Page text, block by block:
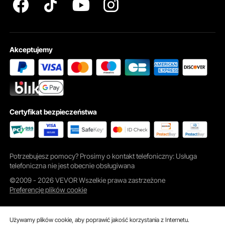
Akceptujemy
Certyfikat bezpieczeństwa
Potrzebujesz pomocy? Prosimy o kontakt telefoniczny: Usługa
telefoniczna nie jest obecnie obsługiwana
©2009 - 2026 VEVOR Wszelkie prawa zastrzeżone
Preferencje plików cookie
Używamy plików cookie, aby poprawić jakość korzystania z Internetu.